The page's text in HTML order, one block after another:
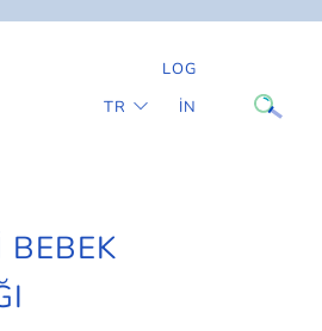
LANGUAGE
TR
LOG
IN
BEBEK